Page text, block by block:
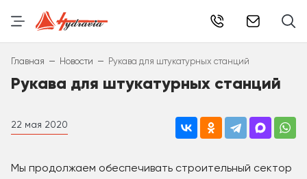
Главная – Новости – Рукава для штукатурных станций
Рукава для штукатурных станций
22 мая 2020
Мы продолжаем обеспечивать строительный сектор